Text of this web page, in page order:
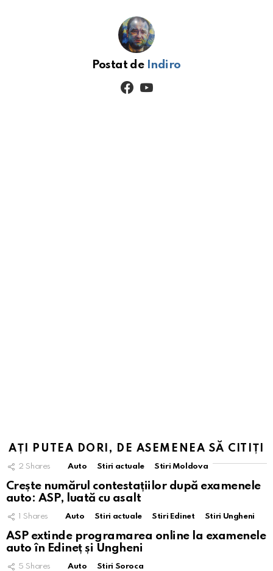
Postat de Indiro
AȚI PUTEA DORI, DE ASEMENEA SĂ CITIȚI
2 Shares Auto Stiri actuale Stiri Moldova
Crește numărul contestațiilor după examenele
auto: ASP, luată cu asalt
1 Shares Auto Stiri actuale Stiri Edinet Stiri Ungheni
ASP extinde programarea online la examenele
auto în Edineț și Ungheni
5 Shares Auto Stiri Soroca